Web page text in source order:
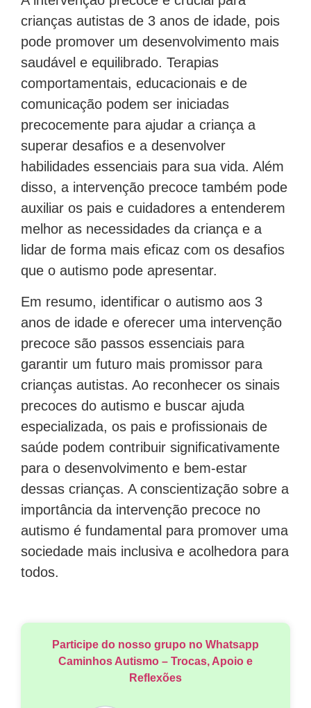
crianças autistas de 3 anos de idade, pois
pode promover um desenvolvimento mais
saudável e equilibrado. Terapias
comportamentais, educacionais e de
comunicação podem ser iniciadas
precocemente para ajudar a criança a
superar desafios e a desenvolver
habilidades essenciais para sua vida. Além
disso, a intervenção precoce também pode
auxiliar os pais e cuidadores a entenderem
melhor as necessidades da criança e a
lidar de forma mais eficaz com os desafios
que o autismo pode apresentar.
Em resumo, identificar o autismo aos 3
anos de idade e oferecer uma intervenção
precoce são passos essenciais para
garantir um futuro mais promissor para
crianças autistas. Ao reconhecer os sinais
precoces do autismo e buscar ajuda
especializada, os pais e profissionais de
saúde podem contribuir significativamente
para o desenvolvimento e bem-estar
dessas crianças. A conscientização sobre a
importância da intervenção precoce no
autismo é fundamental para promover uma
sociedade mais inclusiva e acolhedora para
todos.
Participe do nosso grupo no Whatsapp
Caminhos Autismo – Trocas, Apoio e
Reflexões